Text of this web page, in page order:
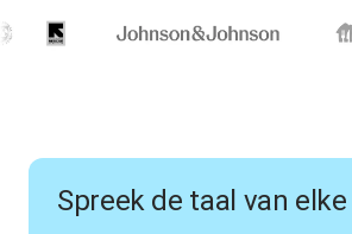
Spreek de taal van